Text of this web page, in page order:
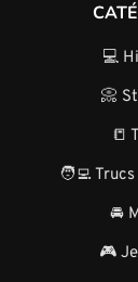
💻
📀
📒
🧑‍💻
🚘
🎮